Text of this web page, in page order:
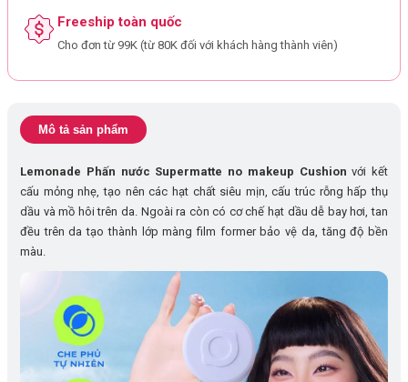
Freeship toàn quốc
Cho đơn từ 99K (từ 80K đối với khách hàng thành viên)
Mô tả sản phẩm
Lemonade Phấn nước Supermatte no makeup Cushionvới kết
cấu mỏng nhẹ, tạo nên các hạt chất siêu mịn, cấu trúc rỗng hấp thụ
dầu và mồ hôi trên da. Ngoài ra còn có cơ chế hạt dầu dễ bay hơi, tan
đều trên da tạo thành lớp màng film former bảo vệ da, tăng độ bền
màu.